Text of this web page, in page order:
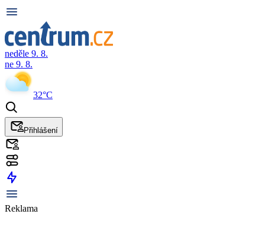
neděle 9. 8.
ne 9. 8.
32°C
Přihlášení
Reklama